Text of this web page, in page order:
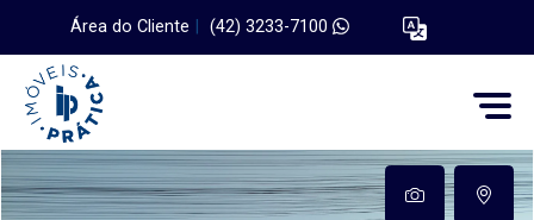
Área do Cliente (42) 3233-7100